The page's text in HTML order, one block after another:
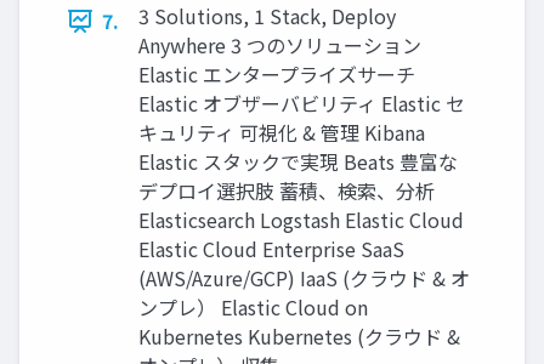
7.
3 Solutions, 1 Stack, Deploy
Anywhere 3 つのソリューション
Elastic エンタープライズサーチ
Elastic オブザーバビリティ Elastic セ
キュリティ 可視化 & 管理 Kibana
Elastic スタックで実現 Beats 豊富な
デプロイ選択肢 蓄積、検索、分析
Elasticsearch Logstash Elastic Cloud
Elastic Cloud Enterprise SaaS
(AWS/Azure/GCP) IaaS (クラウド & オ
ンプレ） Elastic Cloud on
Kubernetes Kubernetes (クラウド &